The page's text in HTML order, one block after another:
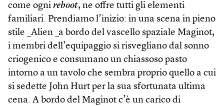
come ogni reboot, ne offre tutti gli elementi
familiari. Prendiamo l’inizio: in una scena in pieno
stile _Alien _a bordo del vascello spaziale Maginot,
i membri dell’equipaggio si risvegliano dal sonno
criogenico e consumano un chiassoso pasto
intorno a un tavolo che sembra proprio quello a cui
si sedette John Hurt per la sua sfortunata ultima
cena. A bordo del Maginot c’è un carico di